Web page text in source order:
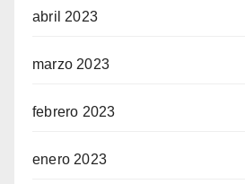
abril 2023
marzo 2023
febrero 2023
enero 2023